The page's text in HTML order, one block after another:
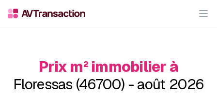
Prix m² immobilier à
Floressas (46700) - août 2026